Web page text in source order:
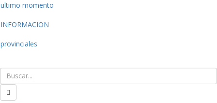
ultimo momento
INFORMACION
provinciales